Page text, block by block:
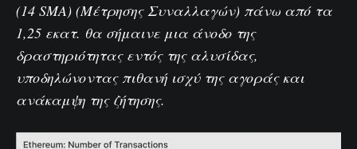
(14 SMA) (Μέτρησης Συναλλαγών) πάνω από τα
1,25 εκατ. θα σήμαινε μια άνοδο της
δραστηριότητας εντός της αλυσίδας,
υποδηλώνοντας πιθανή ισχύ της αγοράς και
ανάκαμψη της ζήτησης.